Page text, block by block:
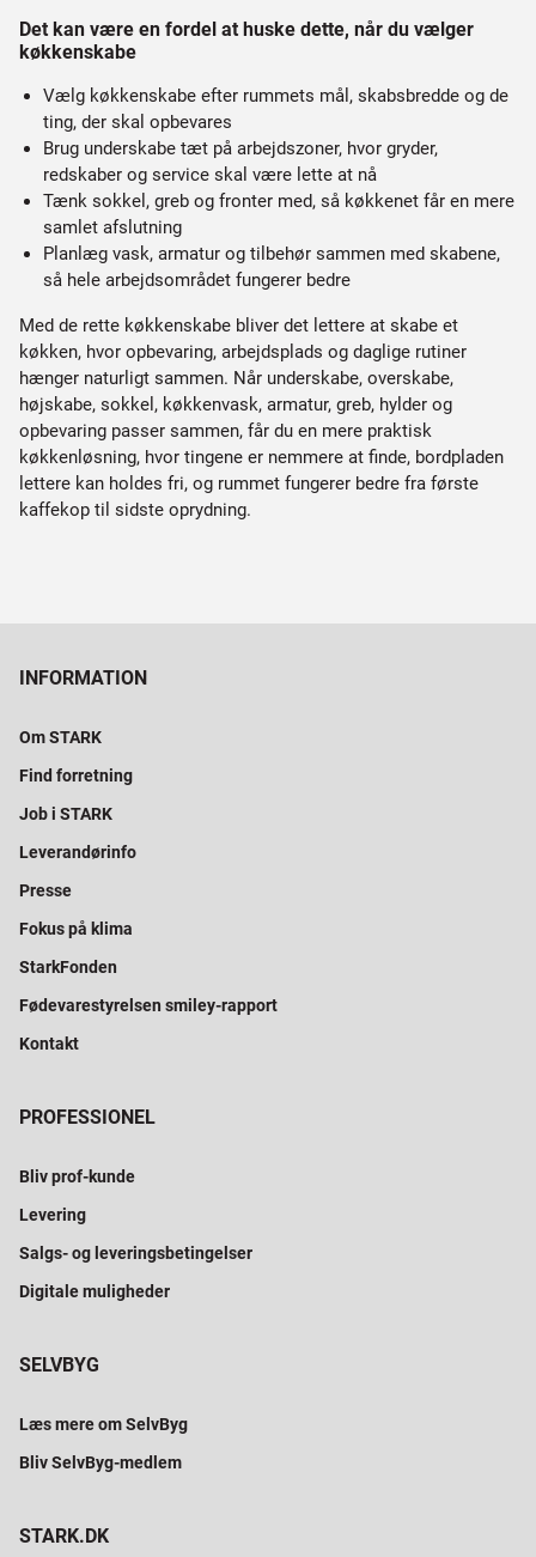
Det kan være en fordel at huske dette, når du vælger
køkkenskabe
Vælg køkkenskabe efter rummets mål, skabsbredde og de
ting, der skal opbevares
Brug underskabe tæt på arbejdszoner, hvor gryder,
redskaber og service skal være lette at nå
Tænk sokkel, greb og fronter med, så køkkenet får en mere
samlet afslutning
Planlæg vask, armatur og tilbehør sammen med skabene,
så hele arbejdsområdet fungerer bedre
Med de rette køkkenskabe bliver det lettere at skabe et
køkken, hvor opbevaring, arbejdsplads og daglige rutiner
hænger naturligt sammen. Når underskabe, overskabe,
højskabe, sokkel, køkkenvask, armatur, greb, hylder og
opbevaring passer sammen, får du en mere praktisk
køkkenløsning, hvor tingene er nemmere at finde, bordpladen
lettere kan holdes fri, og rummet fungerer bedre fra første
kaffekop til sidste oprydning.
INFORMATION
Om STARK
Find forretning
Job i STARK
Leverandørinfo
Presse
Fokus på klima
StarkFonden
Fødevarestyrelsen smiley-rapport
Kontakt
PROFESSIONEL
Bliv prof-kunde
Levering
Salgs- og leveringsbetingelser
Digitale muligheder
SELVBYG
Læs mere om SelvByg
Bliv SelvByg-medlem
STARK.DK